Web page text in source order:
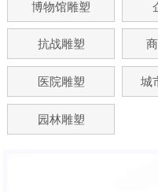
博物馆雕塑
抗战雕塑
医院雕塑 城
园林雕塑